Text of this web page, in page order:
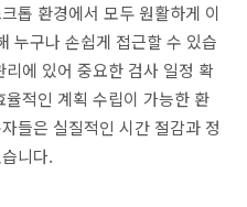
톱 환경에서 모두 원활하게 이
누구나 손쉽게 접근할 수 있습
에 있어 중요한 검사 일정 확
적인 계획 수립이 가능한 환
들은 실질적인 시간 절감과 정
니다.